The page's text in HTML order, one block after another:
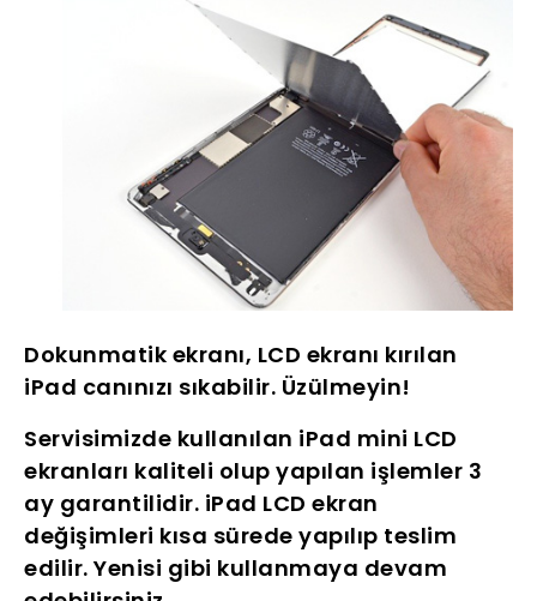
Dokunmatik ekranı, LCD ekranı kırılan
iPad canınızı sıkabilir. Üzülmeyin!
Servisimizde kullanılan iPad mini LCD
ekranları kaliteli olup yapılan işlemler 3
ay garantilidir. iPad LCD ekran
değişimleri kısa sürede yapılıp teslim
edilir. Yenisi gibi kullanmaya devam